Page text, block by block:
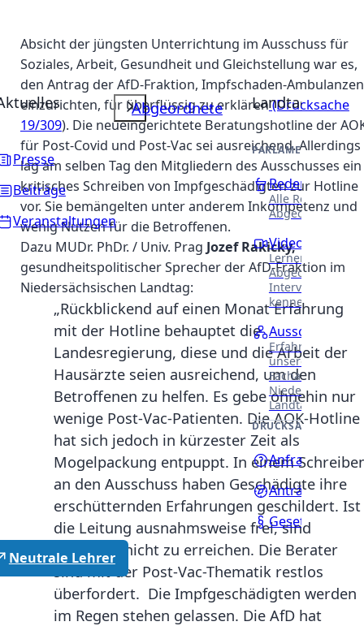
Presse
Beiträge
Veranstaltungen
Abgeordnete Landtag
PARLAMENTARISCHE
Reden
Alle Reden
Abgeordneten.
Videothek
Lernen Sie
Abgeordneten in
Interviews näher
kennen.
Ausschüsse
Erfahren Sie
unsere Arbeit in
Landtages.
DRUCKSACHEN
Anfragen
Anträge
Neutrale Lehrer
Absicht der jüngsten Unterrichtung im Ausschuss für
Soziales, Arbeit, Gesundheit und Gleichstellung war es,
den Antrag der AfD-Fraktion, Impfschaden-Ambulanzen
einzurichten, für überflüssig zu erklären(Drucksache
19/309). Die neueingerichtete Beratungshotline der
für Post-Covid und Post-Vac sei ausreichend. Allerdings
lag am selben Tag den Mitgliedern des Ausschusses ein
kritisches Schreiben von Impfgeschädigten zur Hotline
vor. Sie bemängelten unter anderem Inkompetenz und
wenig Nutzen für die Betroffenen.
Dazu MUDr. PhDr. / Univ. Prag Jozef Rakicky,
gesundheitspolitischer Sprecher der AfD-Fraktion im
Niedersächsischen Landtag:
„Rückblickend auf einen Monat Erfahrung
mit der Hotline behauptet die
Landesregierung, diese und die Arbeit der
Hausärzte seien ausreichend, um den
Betroffenen zu helfen. Es gebe ohnehin nur
wenige Post-Vac-Patienten. Die AOK-Hotline
hat sich jedoch in kürzester Zeit als
Mogelpackung entpuppt. In einem
an den Ausschuss haben Geschädigte ihre
erschütternden Erfahrungen geschildert. Ist
die Leitung ausnahmsweise frei, sind
Fachleute nicht zu erreichen. Die Berater
sind mit der Post-Vac-Thematik restlos
überfordert. Die Impfgeschädigten werden
im Regen stehen gelassen. Die AfD hat